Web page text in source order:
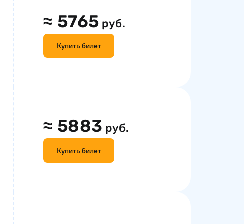
≈ 5765 руб.
Купить билет
≈ 5883 руб.
Купить билет